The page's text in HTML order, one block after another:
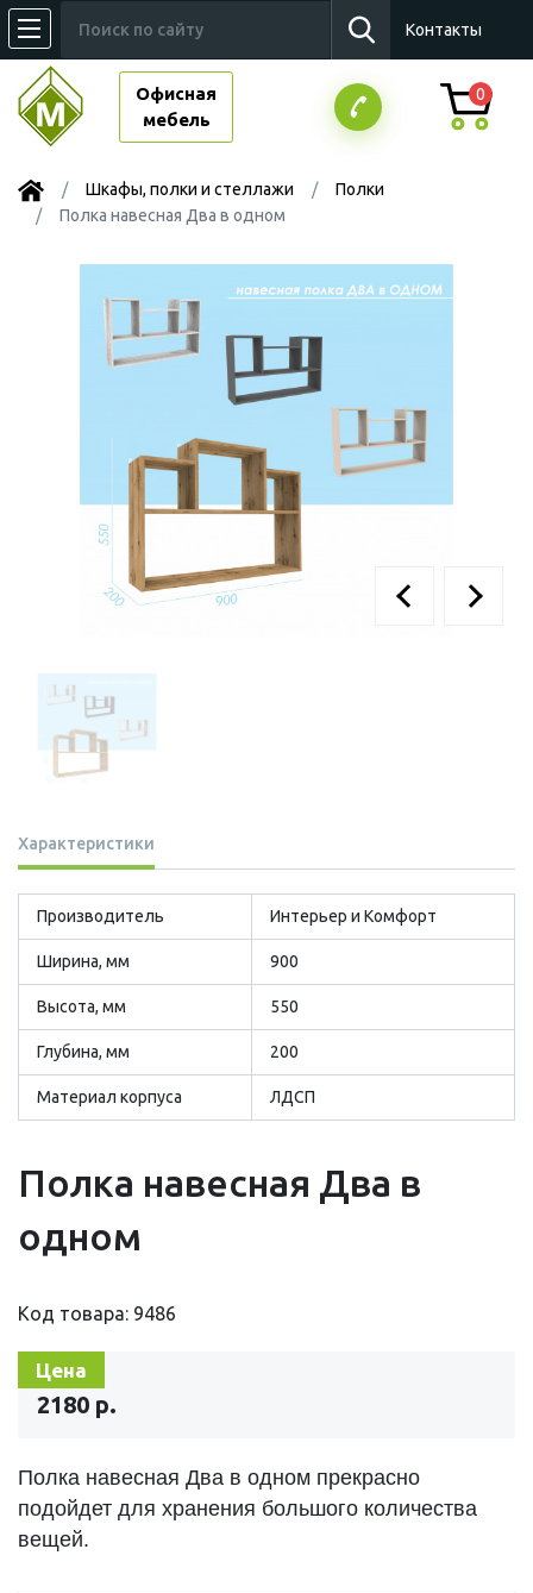
Контакты
Офисная
мебель
0
Шкафы, полки и стеллажи
Полки
Полка навесная Два в одном
Характеристики
Производитель Интерьер и Комфорт
Ширина, мм 900
Высота, мм 550
Глубина, мм 200
Материал корпуса ЛДСП
Полка навесная Два в
одном
Код товара: 9486
Цена
2180 р.
Полка навесная Два в одном прекрасно
подойдет для хранения большого количества
вещей.